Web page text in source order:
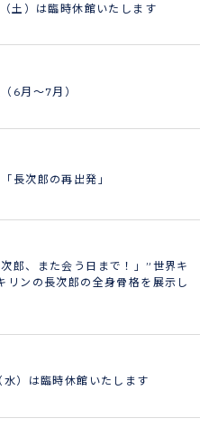
土）は臨時休館いたします
6月～7月）
長次郎の再出発」
郎、また会う日まで！」”世界キ
リンの長次郎の全身骨格を展示し
水）は臨時休館いたします